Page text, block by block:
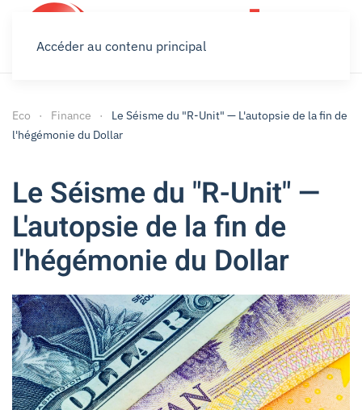
Accéder au contenu principal
Eco Finance
Le Séisme du "R-Unit" — L'autopsie de la fin de
l'hégémonie du Dollar
Le Séisme du "R-Unit" —
L'autopsie de la fin de
l'hégémonie du Dollar